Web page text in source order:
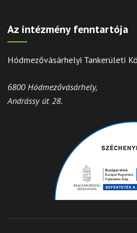
Az intézmény fenntartója
Hódmezővásárhelyi Tankerületi
6800 Hódmezővásárhely,
Andrássy út 28.